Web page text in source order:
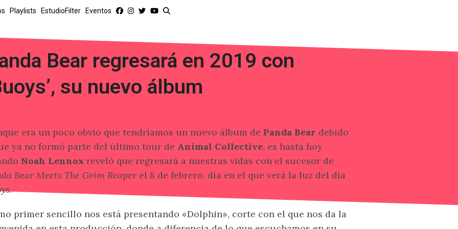
Playlists EstudioFilter Eventos
Bear regresará en 2019 con
su nuevo álbum
era un poco obvio que tendríamos un nuevo álbum de Panda Bear debido
ya no formó parte del último tour de Animal Collective, es hasta hoy
Noah Lennox reveló que regresará a nuestras vidas con el sucesor de
Bear Meets The Grim Reaper el 8 de febrero, día en el que verá la luz del día
.
primer sencillo nos está presentando «Dolphin», corte con el que nos da la